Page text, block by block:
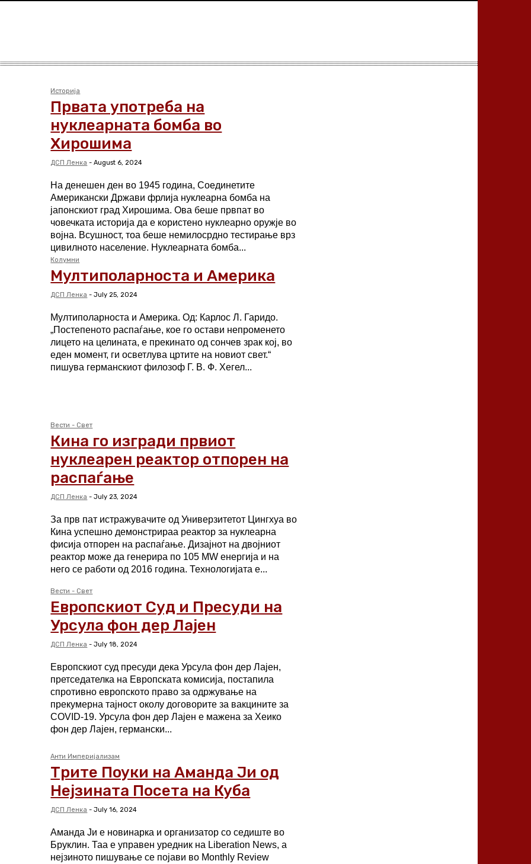
Историја
Првата употреба на
нуклеарната бомба во
Хирошима
ДСП Ленка - August 6, 2024
На денешен ден во 1945 година, Соединетите
Американски Држави фрлија нуклеарна бомба на
јапонскиот град Хирошима. Ова беше првпат во
човечката историја да е користено нуклеарно оружје во
војна. Всушност, тоа беше немилосрдно тестирање врз
цивилното население. Нуклеарната бомба...
Колумни
Мултиполарноста и Америка
ДСП Ленка - July 25, 2024
Мултиполарноста и Америка. Од: Карлос Л. Гаридо.
„Постепеното распаѓање, кое го остави непроменето
лицето на целината, е прекинато од сончев зрак кој, во
еден момент, ги осветлува цртите на новиот свет.“
пишува германскиот филозоф Г. В. Ф. Хегел...
Вести - Свет
Кина го изгради првиот
нуклеарен реактор отпорен на
распаѓање
ДСП Ленка - July 23, 2024
За прв пат истражувачите од Универзитетот Цингхуа во
Кина успешно демонстрираа реактор за нуклеарна
фисија отпорен на распаѓање. Дизајнот на двојниот
реактор може да генерира по 105 MW енергија и на
него се работи од 2016 година. Технологијата е...
Вести - Свет
Европскиот Суд и Пресуди на
Урсула фон дер Лајен
ДСП Ленка - July 18, 2024
Европскиот суд пресуди дека Урсула фон дер Лајен,
претседателка на Европската комисија, постапила
спротивно европското право за одржување на
прекумерна тајност околу договорите за вакцините за
COVID-19. Урсула фон дер Лајен е мажена за Хеико
фон дер Лајен, германски...
Анти Империјализам
Трите Поуки на Аманда Ји од
Нејзината Посета на Куба
ДСП Ленка - July 16, 2024
Аманда Ји е новинарка и организатор со седиште во
Бруклин. Таа е управен уредник на Liberation News, а
нејзиното пишување се појави во Monthly Review